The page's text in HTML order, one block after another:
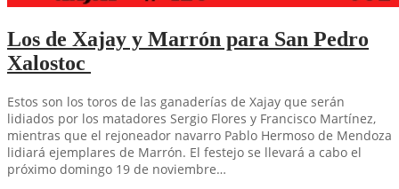
Los de Xajay y Marrón para San Pedro
Xalostoc
Estos son los toros de las ganaderías de Xajay que serán
lidiados por los matadores Sergio Flores y Francisco Martínez,
mientras que el rejoneador navarro Pablo Hermoso de Mendoza
lidiará ejemplares de Marrón. El festejo se llevará a cabo el
próximo domingo 19 de noviembre…